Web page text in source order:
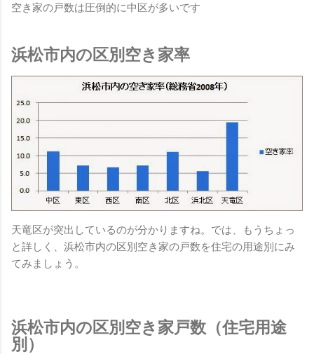
空き家の戸数は圧倒的に中区が多いです
浜松市内の区別空き家率
天竜区が突出しているのが分かりますね。では、もうちょっ
と詳しく、浜松市内の区別空き家の戸数を住宅の用途別にみ
てみましょう。
浜松市内の区別空き家戸数（住宅用途
別）